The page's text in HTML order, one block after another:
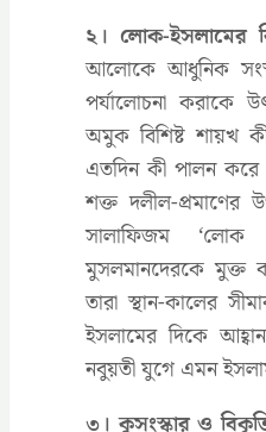
২। লোক-ইসলামের
আলোকে আধুনিক
পর্যালোচনা করাকে
অমুক বিশিষ্ট শায়খ
এতদিন কী পালন করে
শক্ত দলীল-প্রমাণের
সালাফিজম ‘লোক
মুসলমানদেরকে মুক্ত
তারা স্থান-কালের
ইসলামের দিকে
নবুয়তী যুগে এমন
৩। কুসংস্কার ও